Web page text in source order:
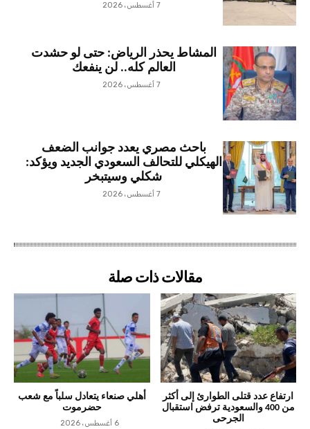
7 أغسطس، 2026
المشاط يحذر الرياض: حتى لو حشدت
العالم كله.. لن ينفعك
7 أغسطس، 2026
باحث مصري يعدد جوانب الضعف
الهيكلي للتحالف السعودي الجديد ويؤكد:
شكلي وسيتبخر
7 أغسطس، 2026
مقالات ذات صلة
ارتفاع عدد قتلى الطوارئ إلى أكثر
من 400 والسعودية ترفض استقبال
الجرحى
أهلي صنعاء يتعادل سلباً مع شعب
حضرموت
6 أغسطس، 2026